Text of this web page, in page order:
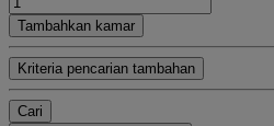
Tambahkan kamar
Kriteria pencarian tambahan
Cari